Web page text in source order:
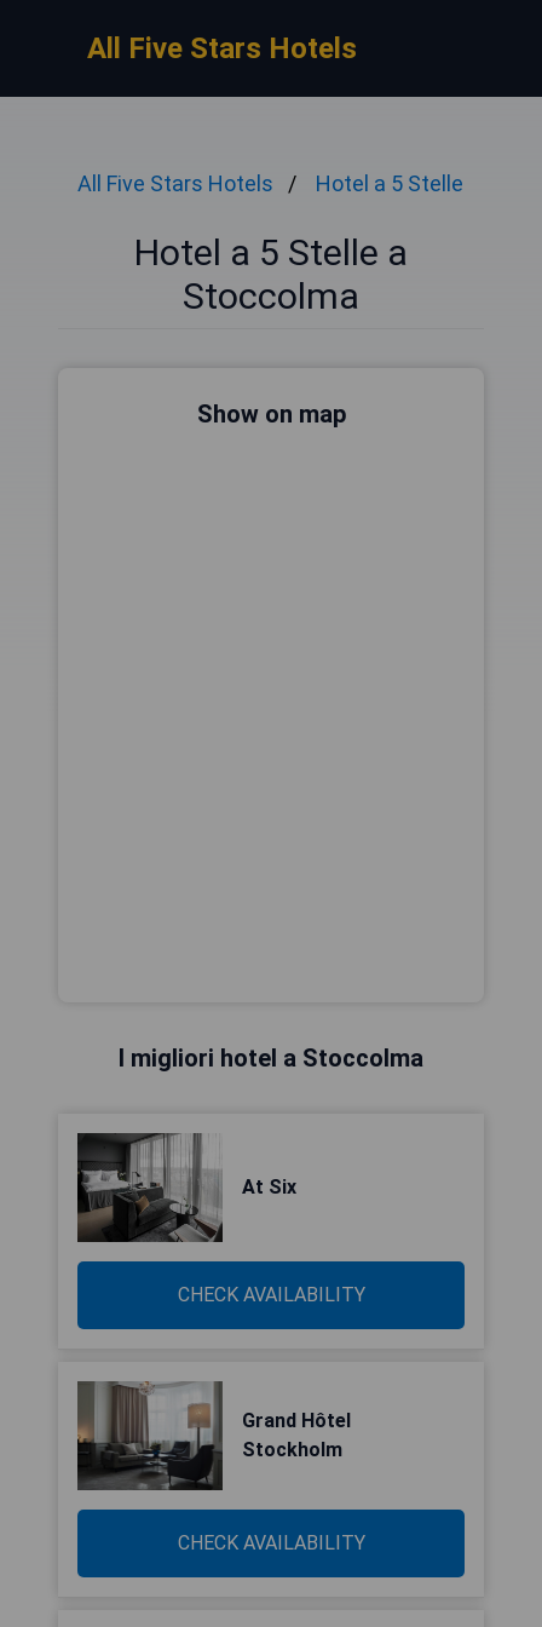
All Five Stars Hotels
All Five Stars Hotels Hotel a 5 Stelle
Hotel a 5 Stelle a
Stoccolma
Show on map
I migliori hotel a Stoccolma
At Six
CHECK AVAILABILITY
Grand Hôtel
Stockholm
CHECK AVAILABILITY